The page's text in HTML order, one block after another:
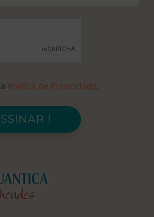
Política de Privacidade.
!